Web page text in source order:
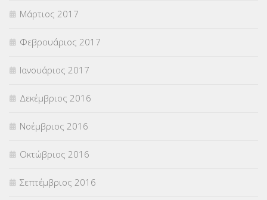
Μάρτιος 2017
Φεβρουάριος 2017
Ιανουάριος 2017
Δεκέμβριος 2016
Νοέμβριος 2016
Οκτώβριος 2016
Σεπτέμβριος 2016